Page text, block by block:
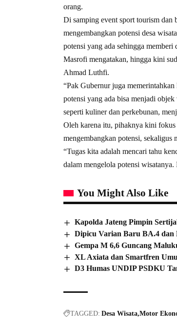
orang.
Di samping event sport tourism dan
mengembangkan potensi desa
potensi yang ada sehingga
Masrofi mengatakan, hingga kini
Ahmad Luthfi.
“Pak Gubernur juga
potensi yang ada bisa menjadi
seperti kuliner dan perkebunan,
Oleh karena itu, pihaknya kini fokus
mengembangkan potensi, sekaligus
“Tugas kita adalah mencari tahu
dalam mengelola potensi
You Might Also Like
Kapolda Jateng Pimpin
Dipicu Varian Baru BA.4 dan
Gempa M 6,6 Guncang
XL Axiata dan Smartfren
D3 Humas UNDIP PSDKU
TAGGED: Desa Wisata Motor